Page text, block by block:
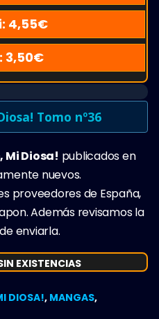
4,55€
3,50€
Tomo nº36
Mi Diosa! publicados en
nuevos.
proveedores de España,
Además revisamos la
enviarla.
EXISTENCIAS
DIOSA!, MANGAS,